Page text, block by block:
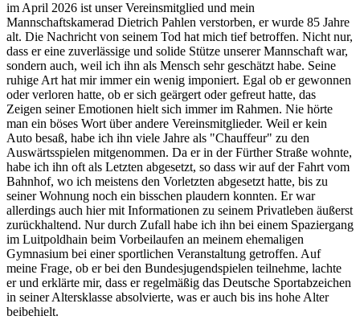
im April 2026 ist unser Vereinsmitglied und mein
Mannschaftskamerad Dietrich Pahlen verstorben, er wurde 85 Jahre
alt. Die Nachricht von seinem Tod hat mich tief betroffen. Nicht nur,
dass er eine zuverlässige und solide Stütze unserer Mannschaft war,
sondern auch, weil ich ihn als Mensch sehr geschätzt habe. Seine
ruhige Art hat mir immer ein wenig imponiert. Egal ob er gewonnen
oder verloren hatte, ob er sich geärgert oder gefreut hatte, das
Zeigen seiner Emotionen hielt sich immer im Rahmen. Nie hörte
man ein böses Wort über andere Vereinsmitglieder. Weil er kein
Auto besaß, habe ich ihn viele Jahre als "Chauffeur" zu den
Auswärtsspielen mitgenommen. Da er in der Fürther Straße wohnte,
habe ich ihn oft als Letzten abgesetzt, so dass wir auf der Fahrt vom
Bahnhof, wo ich meistens den Vorletzten abgesetzt hatte, bis zu
seiner Wohnung noch ein bisschen plaudern konnten. Er war
allerdings auch hier mit Informationen zu seinem Privatleben äußerst
zurückhaltend. Nur durch Zufall habe ich ihn bei einem Spaziergang
im Luitpoldhain beim Vorbeilaufen an meinem ehemaligen
Gymnasium bei einer sportlichen Veranstaltung getroffen. Auf
meine Frage, ob er bei den Bundesjugendspielen teilnehme, lachte
er und erklärte mir, dass er regelmäßig das Deutsche Sportabzeichen
in seiner Altersklasse absolvierte, was er auch bis ins hohe Alter
beibehielt.